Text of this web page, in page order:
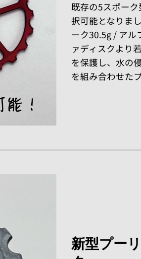
既存の5スポー
択可能となりま
ーク30.5g / アル
ァディスクより
を保護し、水の
を組み合わせた
新型プー